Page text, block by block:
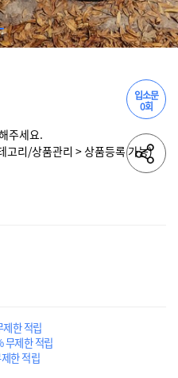
입소문
0회
주세요.
고리/상품관리 > 상품등록 가능)
제한 적립
무제한 적립
한 적립